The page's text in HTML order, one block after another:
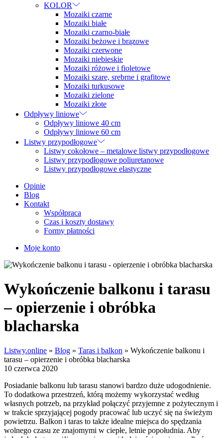
KOLOR
Mozaiki czarne
Mozaiki białe
Mozaiki czarno-białe
Mozaiki beżowe i brązowe
Mozaiki czerwone
Mozaiki niebieskie
Mozaiki różowe i fioletowe
Mozaiki szare, srebrne i grafitowe
Mozaiki turkusowe
Mozaiki zielone
Mozaiki złote
Odpływy liniowe
Odpływy liniowe 40 cm
Odpływy liniowe 60 cm
Listwy przypodłogowe
Listwy cokołowe – metalowe listwy przypodłogowe
Listwy przypodłogowe poliuretanowe
Listwy przypodłogowe elastyczne
Opinie
Blog
Kontakt
Współpraca
Czas i koszty dostawy
Formy płatności
Moje konto
Wykończenie balkonu i tarasu
‒ opierzenie i obróbka
blacharska
Listwy.online » Blog » Taras i balkon » Wykończenie balkonu i
tarasu ‒ opierzenie i obróbka blacharska
10 czerwca 2020
Posiadanie balkonu lub tarasu stanowi bardzo duże udogodnienie.
To dodatkowa przestrzeń, którą możemy wykorzystać według
własnych potrzeb, na przykład połączyć przyjemne z pożytecznym i
w trakcie sprzyjającej pogody pracować lub uczyć się na świeżym
powietrzu. Balkon i taras to także idealne miejsca do spędzania
wolnego czasu ze znajomymi w ciepłe, letnie popołudnia. Aby